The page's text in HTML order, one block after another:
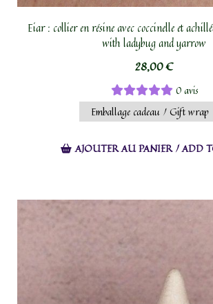
Eiar : collier en résine avec coccinelle et
with ladybug and yarrow
28,00€
0 avis
AJOUTER AU PANIER / ADD